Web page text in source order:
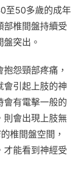
至50多歲的成年
部椎間盤持續受
突出。
怨頸部疼痛，
會引起上肢的神
會有電擊一般的
則會出現上肢無
椎間盤空間，
才能看到神經受